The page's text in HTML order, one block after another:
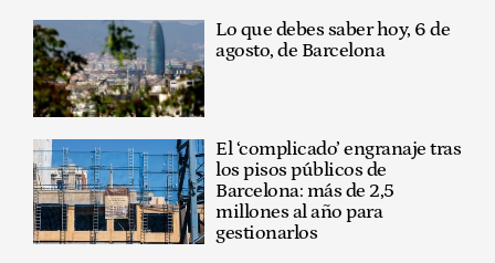
Lo que debes saber hoy, 6 de
agosto, de Barcelona
El ‘complicado’ engranaje tras
los pisos públicos de
Barcelona: más de 2,5
millones al año para
gestionarlos